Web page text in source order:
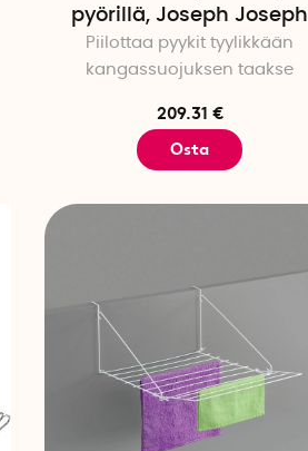
pyörillä, Joseph Joseph
Piilottaa pyykit tyylikkään
kangassuojuksen taakse
209.31 €
Osta